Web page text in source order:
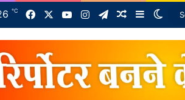
℃ FacebookYouTubeInstagram
TelegramRandom
Sidebar